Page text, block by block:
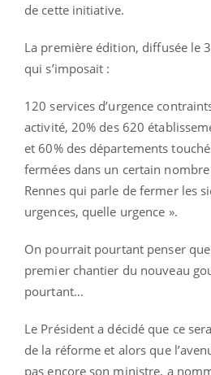
de cette initiative.
La première édition, diffusée le
qui s’imposait :
120 services d’urgence
activité, 20% des 620
et 60% des départements
fermées dans un certain
Rennes qui parle de fermer les
urgences, quelle urgence ».
On pourrait pourtant penser
premier chantier du nouveau
pourtant…
Le Président a décidé que ce
de la réforme et alors que
pas encore son ministre, a